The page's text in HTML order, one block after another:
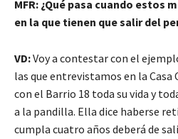
MFR: ¿Qué pasa cuando estos
en la que tienen que salir del
VD:Voy a contestar con el
las que entrevistamos en la Casa
con el Barrio 18 toda su vida y
a la pandilla. Ella dice haberse
cumpla cuatro años deberá de